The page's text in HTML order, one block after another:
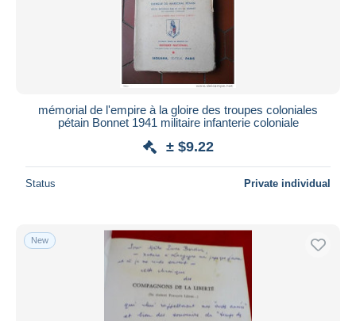
mémorial de l'empire à la gloire des troupes coloniales
pétain Bonnet 1941 militaire infanterie coloniale
± $9.22
Status Private individual
New